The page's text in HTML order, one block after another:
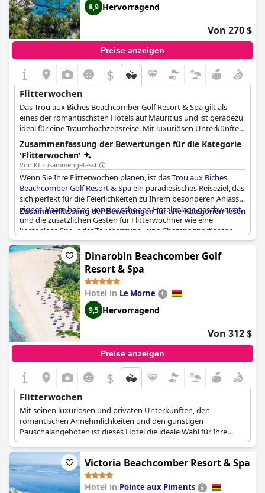
8,9 Hervorragend
Von 270 $
Preise anzeigen
$
Flitterwochen
Das Trou aux Biches Beachcomber Golf Resort & Spa gilt als
eines der romantischsten Hotels auf Mauritius und ist geradezu
ideal für eine Traumhochzeitsreise. Mit luxuriösen Unterkünften,
erstklassigen Einrichtungen und einer Lage direkt am Strand,
die Ihr Herz höher schlagen lässt, wird dieses Hotel all Ihre
romantischen Träume wahr werden lassen.
Zusammenfassung der Bewertungen für die Kategorie
'Flitterwochen'
Von KI zusammengefasst
Wenn Sie Ihre Flitterwochen planen, ist dasTrou aux Biches
Beachcomber Golf Resort & Spaein paradiesisches Reiseziel, das
sich perfekt für die Feierlichkeiten zu Ihrem besonderen Anlass
eignet. Paare haben von der schönen Hotelanlage geschwärmt
und die zusätzlichen Gesten für Flitterwöchner wie eine
kostenlose Spa- oder Tauchsitzung, eine Champagnerflasche
auf dem Zimmer und spezielle Vorbereitungen für die
Flitterwochensuite geschätzt. Einige Gäste erwähnten sogar,
dass sie Geschenke oder Sonderangebote für ihre Flitterwochen
erhielten. Die tropische Honeymoon-Suite mit privatem Pool
wurde besonders gelobt, weil sie eine luxuriöse und
entspannende Atmosphäre bietet. Während einige Gäste
enttäuscht waren, dass bestimmte Annehmlichkeiten für die
Flitterwochen fehlten, berichteten andere von einem
unvergesslichen Flitterwochenurlaub. Insgesamt ist das
aux Biches Beachcomber Golf Resort & Spa
ein großartiger Ort
für Frischvermählte, um sich Romantik, Entspannung und
tropischen Luxus zu gönnen.
Zusammenfassung der Bewertungen für alle Kategorien lesen
Dinarobin Beachcomber Golf
Resort & Spa
Hotel in Le Morne
9,5 Hervorragend
Von 312 $
Preise anzeigen
$
Flitterwochen
Mit seinen luxuriösen und privaten Unterkünften, den
romantischen Annehmlichkeiten und den günstigen
Pauschalangeboten ist dieses Hotel die ideale Wahl für Ihre
Flitterwochen.
Victoria Beachcomber Resort & Spa
Hotel in Pointe aux Piments